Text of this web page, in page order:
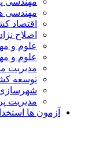
مهندسی
اقتصاد
اصلاح
علوم و
علوم و
مدیریت
توسعه
مدیریت
آزمون ها